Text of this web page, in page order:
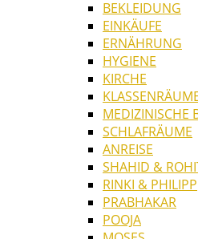
BEKLEIDUNG
EINKÄUFE
ERNÄHRUNG
HYGIENE
KIRCHE
MEDIZINISCHE
SCHLAFRÄUME
ANREISE
SHAHID &
RINKI & PHILIPP
PRABHAKAR
POOJA